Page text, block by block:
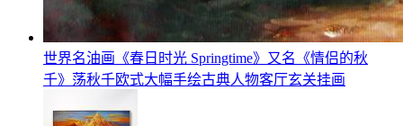
世界名油画《春日时光 Springtime》又名《情侣的秋
千》荡秋千欧式大幅手绘古典人物客厅玄关挂画